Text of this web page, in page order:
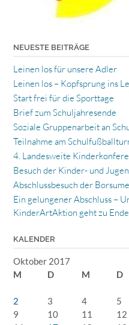
NEUESTE BEITRÄGE
Leinen los für unsere Adler
Leinen los – Kopfsprung ins
Start frei für die Sporttage
Brief zum Schuljahresende
Soziale Gruppenarbeit an
Teilnahme am
4. Landesweite
Besuch der Kinder- und
Abschlussbesuch der
Ein gelungener Abschluss –
KinderArtAktion geht zu Ende
KALENDER
Oktober 2017
M
D M D
2
3 4 5
9
10 11 12